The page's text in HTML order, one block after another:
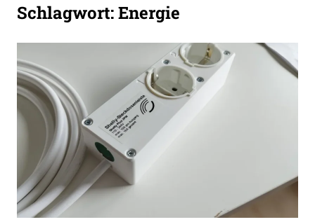
Schlagwort:Energie